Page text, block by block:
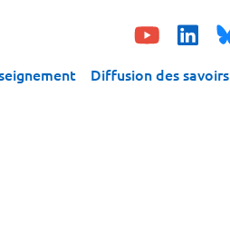
Diffusion des savoirs